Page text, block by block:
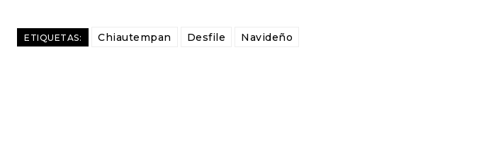
ETIQUETAS: Chiautempan Desfile Navideño